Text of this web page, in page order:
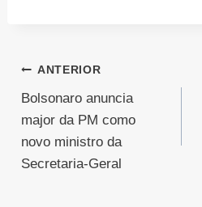
Navegação
de
Post
ANTERIOR
Bolsonaro anuncia
major da PM como
novo ministro da
Secretaria-Geral